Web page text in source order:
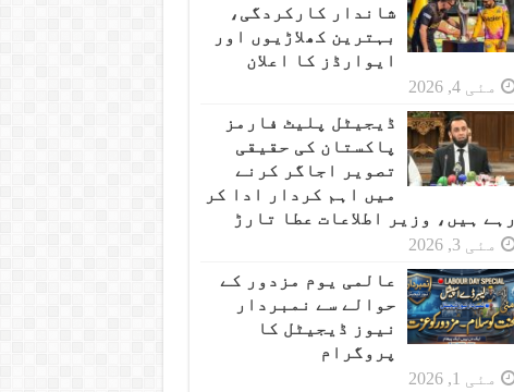
شاندار کارکردگی،
بہترین کھلاڑیوں اور
ایوارڈز کا اعلان
مئی 4, 2026
ڈیجیٹل پلیٹ فارمز
پاکستان کی حقیقی
تصویر اجاگر کرنے
میں اہم کردار ادا کر
رہے ہیں، وزیر اطلاعات عطا تارڑ
مئی 3, 2026
عالمی یوم مزدور کے
حوالے سے نمبردار
نیوز ڈیجیٹل کا
پروگرام
مئی 1, 2026